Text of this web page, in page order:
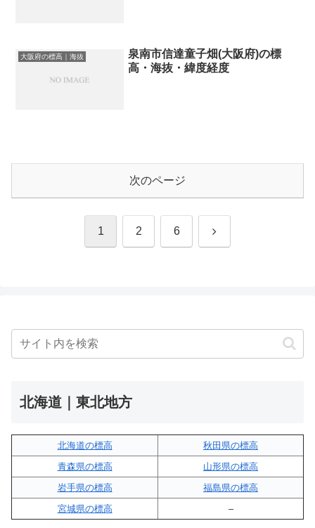
大阪府の標高｜海抜
泉南市信達童子畑(大阪府)の標
高・海抜・緯度経度
次のページ
1 2 6 次
北海道｜東北地方
北海道の標高
秋田県の標高
青森県の標高
山形県の標高
岩手県の標高
福島県の標高
宮城県の標高
–